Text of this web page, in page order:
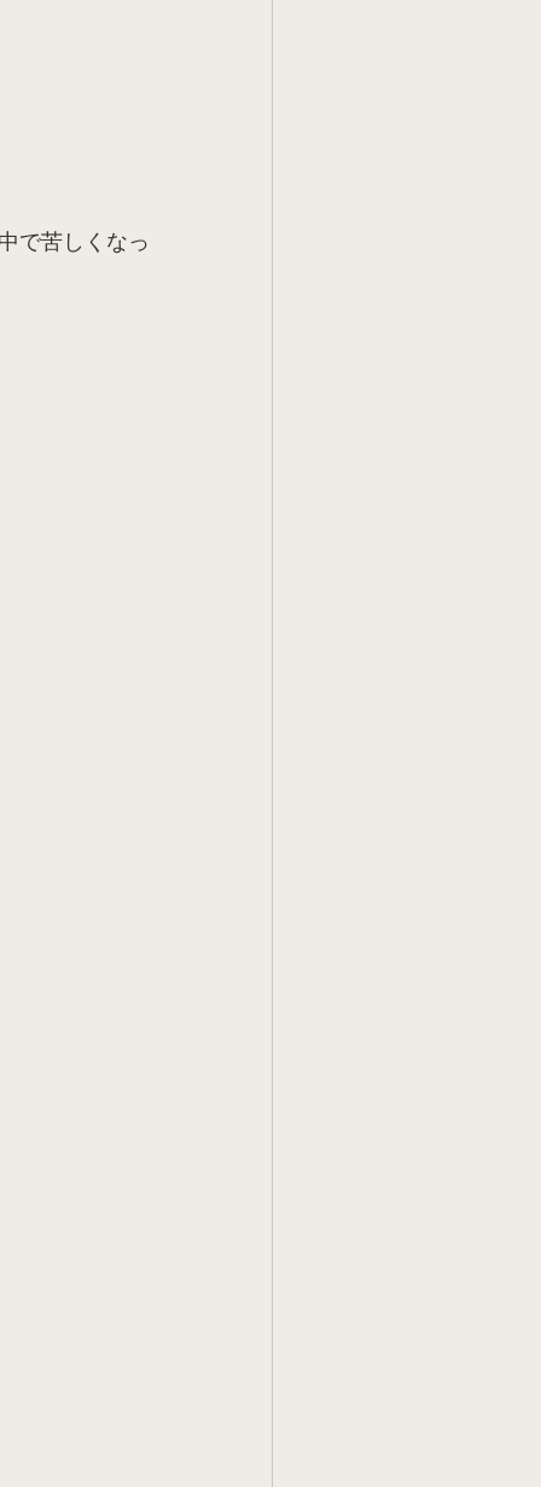
で苦しくなっ